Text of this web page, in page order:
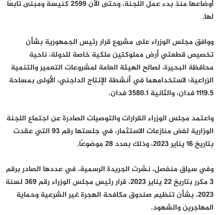
أوضاعها منذ بدء عمل اللجنة، وحتى الآن 2599 كنيسة ومبنى تابعًا
لها.
ووافق مجلس الوزراء على مشروع قرار رئيس الجمهورية بشأن
تخصيص قطعتي أرض مملوكتين ملكية خاصة للدولة، ناحية
محافظة البحيرة، لصالح الهيئة العامة لمشروعات التعمير والتنمية
الزراعية؛ لاستخدامهما في أنشطة الإنتاج الداجني، الأولى بمساحة
1119.5 فدان، والثانية 3580.1 فدان.
واعتمد مجلس الوزراء القرارات والتوصيات الصادرة عن اجتماع اللجنة
الوزارية لفض منازعات الاستثمار، في جلستها رقم 93 التي عقدت
بتاريخ 16 يناير 2023، وذلك بعدد 28 موضوعًا.
وفي سياق منفصل، نشرت الجريدة الرسمية، في عددها الصادر برقم
3 مكرر بتاريخ 22 يناير 2023، قرار رئيس مجلس الوزراء رقم 369 لسنة
2023، بشأن تنظيم صندوق مكافحة الهجرة غير الشرعية وحماية
المهاجرين والشهود.